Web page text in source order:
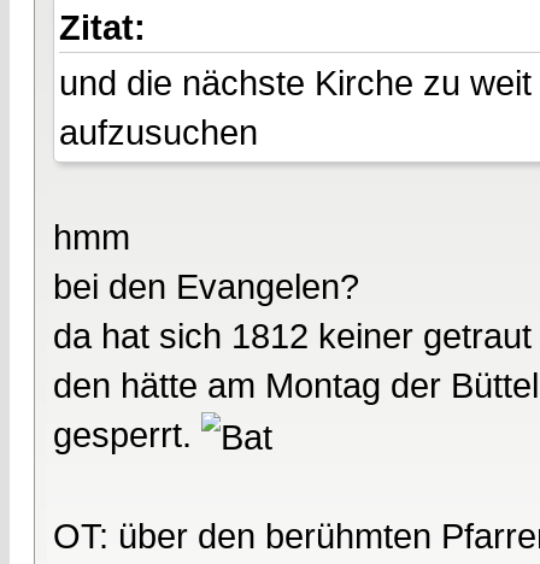
Zitat:
und die nächste Kirche zu
aufzusuchen
hmm
bei den Evangelen?
da hat sich 1812 keiner
den hätte am Montag der
gesperrt.
OT: über den berühmten